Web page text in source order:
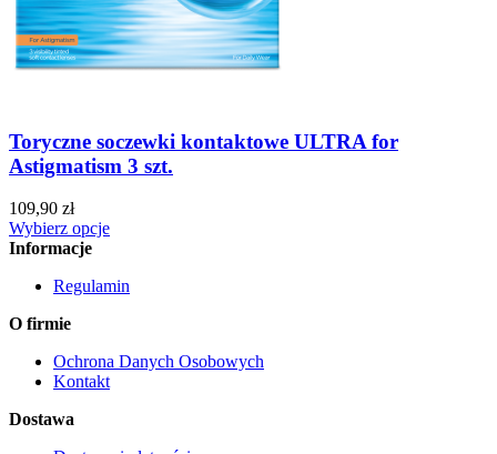
Toryczne soczewki kontaktowe ULTRA for
Astigmatism 3 szt.
109,90 zł
Wybierz opcje
Informacje
Regulamin
O firmie
Ochrona Danych Osobowych
Kontakt
Dostawa